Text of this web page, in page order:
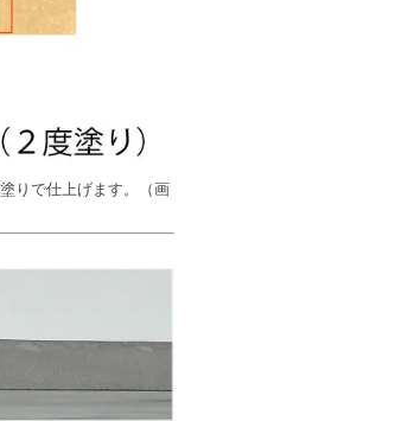
りで仕上げます。（画